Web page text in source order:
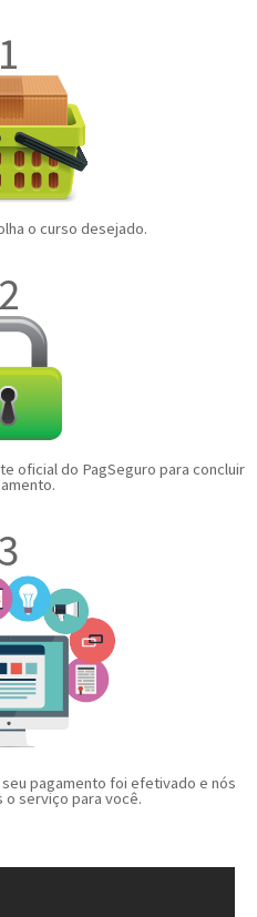
1
o curso desejado.
2
oficial do PagSeguro para concluir
3
pagamento foi efetivado e nós
serviço para você.